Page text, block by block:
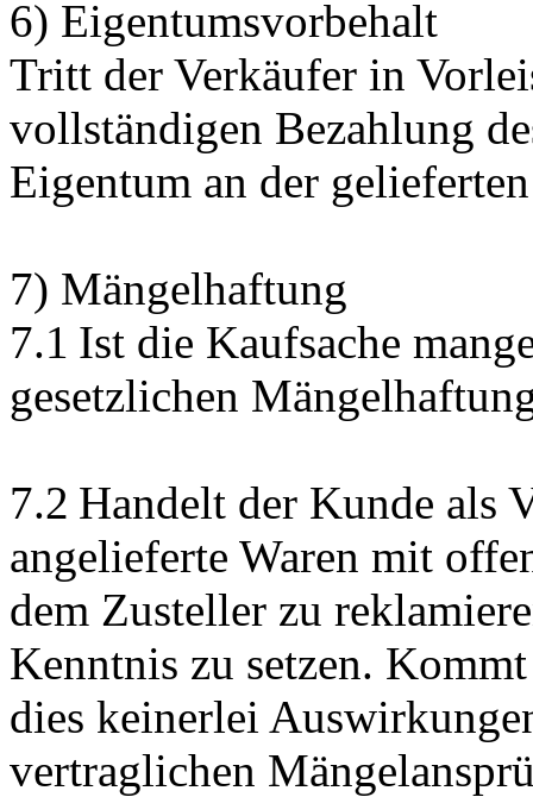
6) Eigentumsvorbehalt
Tritt der Verkäufer in
vollständigen Bezahlung
Eigentum an der
7) Mängelhaftung
7.1 Ist die Kaufsache
gesetzlichen
7.2 Handelt der Kunde als
angelieferte Waren mit
dem Zusteller zu
Kenntnis zu setzen.
dies keinerlei
vertraglichen